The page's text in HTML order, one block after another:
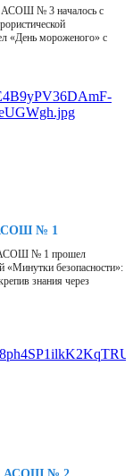
АСОШ № 3 началось с
«День мороженого» с
АСОШ № 1
АСОШ № 1 прошел
«Минутки безопасности»:
знания через